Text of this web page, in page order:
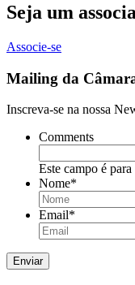
Seja um
Associe-se
Mailing da
Inscreva-se na nossa
Comments
Este campo é
Nome*
Email*